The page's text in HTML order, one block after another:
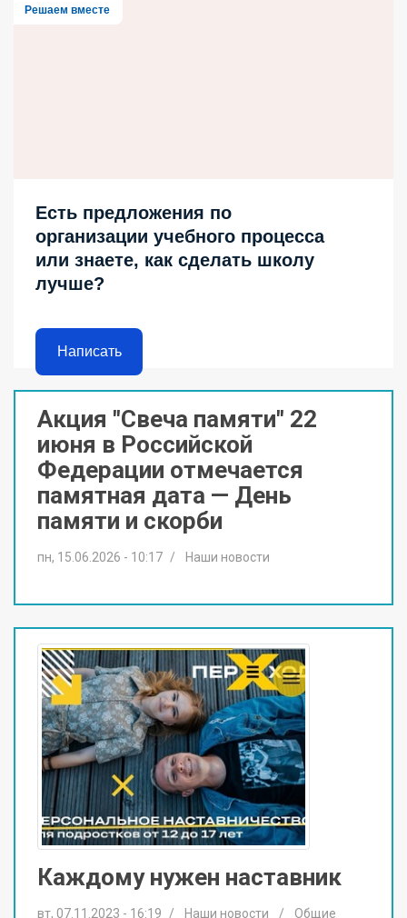
Решаем вместе
Есть предложения по
организации учебного процесса
или знаете, как сделать школу
лучше?
Написать
Акция "Свеча памяти" 22
июня в Российской
Федерации отмечается
памятная дата — День
памяти и скорби
пн, 15.06.2026 - 10:17 Наши новости
Каждому нужен наставник
вт, 07.11.2023 - 16:19 Наши новости Общие